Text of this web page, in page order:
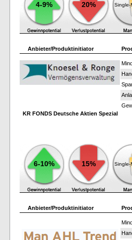
4-9% 20% Single-
Anbieter/Produktinitiator
KR FONDS Deutsche Aktien Spezial
6-10% 15% Single-
Anbieter/Produktinitiator